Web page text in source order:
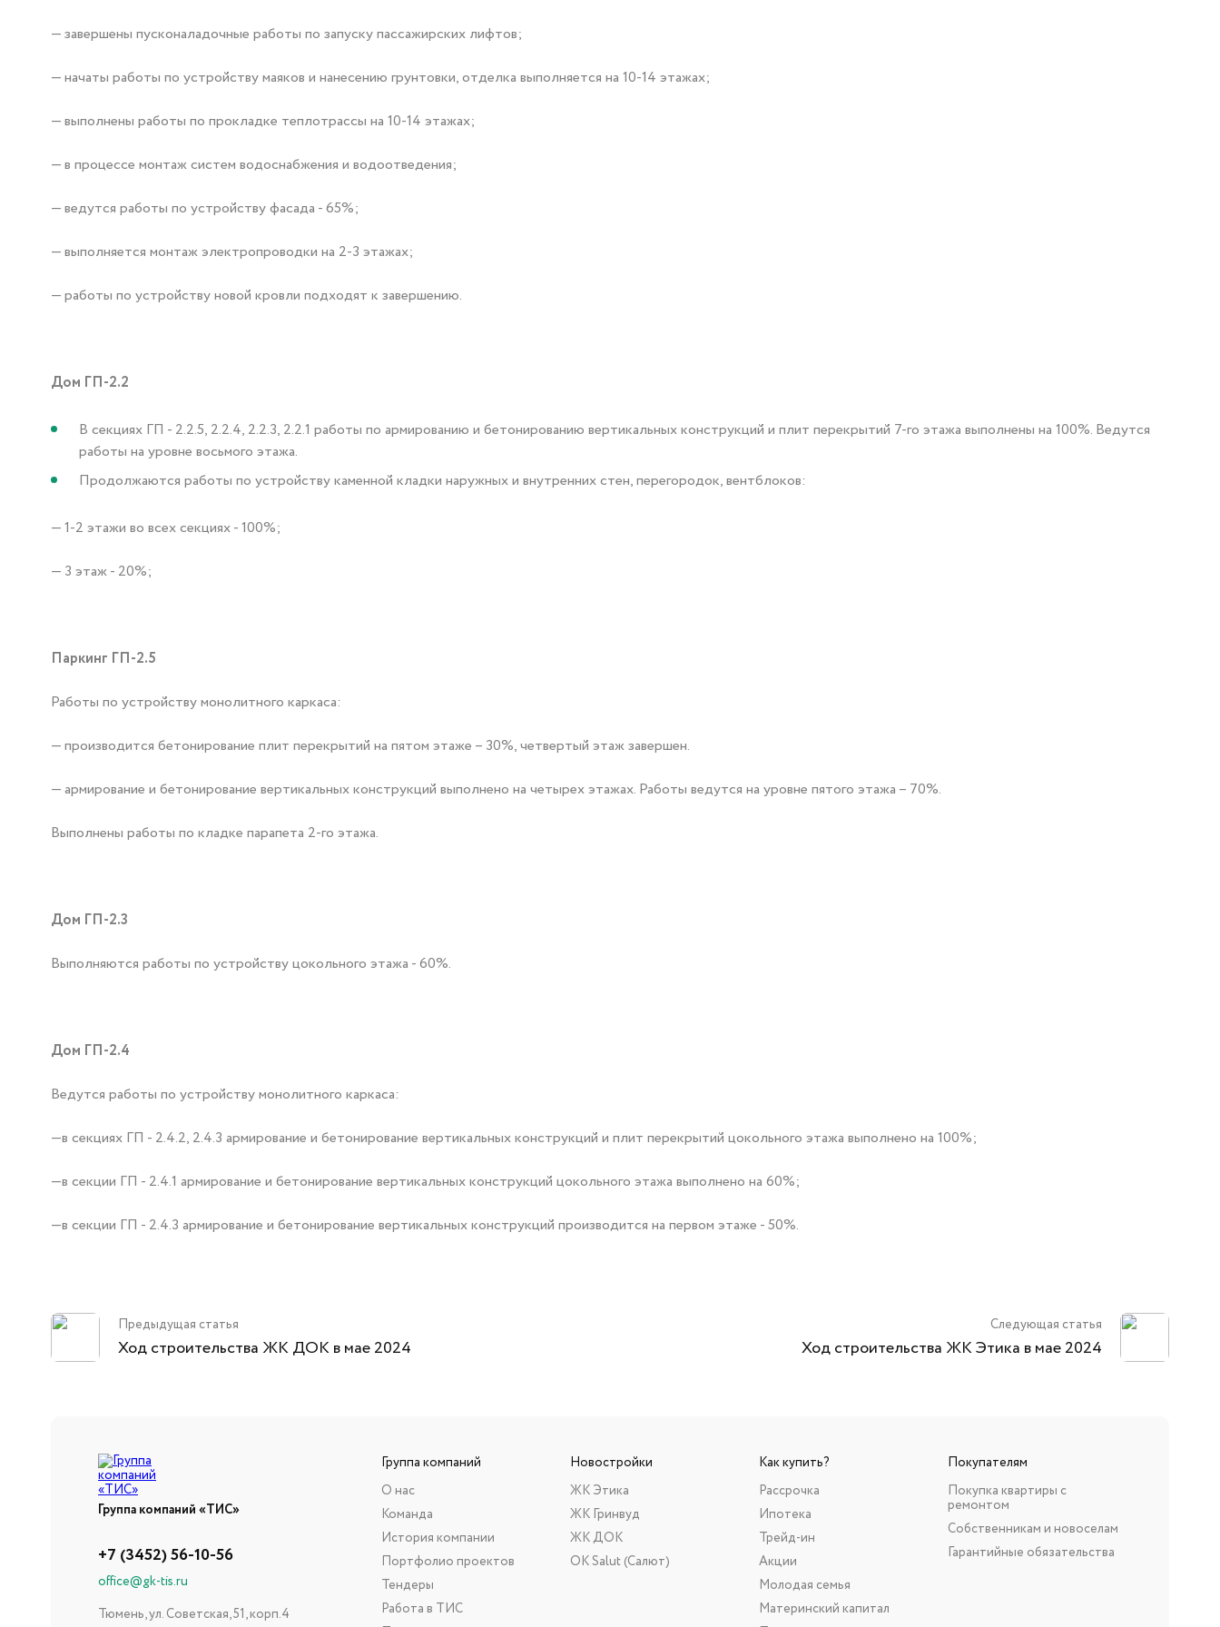
— завершены пусконаладочные работы по запуску пассажирских лифтов;
— начаты работы по устройству маяков и нанесению грунтовки, отделка выполняется на 10-14 этажах;
— выполнены работы по прокладке теплотрассы на 10-14 этажах;
— в процессе монтаж систем водоснабжения и водоотведения;
— ведутся работы по устройству фасада - 65%;
— выполняется монтаж электропроводки на 2-3 этажах;
— работы по устройству новой кровли подходят к завершению.
Дом ГП-2.2
В секциях ГП - 2.2.5, 2.2.4, 2.2.3, 2.2.1 работы по армированию и бетонированию вертикальных конструкций и плит перекрытий 7-го этажа выполнены на 100%. Ведутся
работы на уровне восьмого этажа.
Продолжаются работы по устройству каменной кладки наружных и внутренних стен, перегородок, вентблоков:
— 1-2 этажи во всех секциях - 100%;
— 3 этаж - 20%;
Паркинг ГП-2.5
Работы по устройству монолитного каркаса:
— производится бетонирование плит перекрытий на пятом этаже – 30%, четвертый этаж завершен.
— армирование и бетонирование вертикальных конструкций выполнено на четырех этажах. Работы ведутся на уровне пятого этажа – 70%.
Выполнены работы по кладке парапета 2-го этажа.
Дом ГП-2.3
Выполняются работы по устройству цокольного этажа - 60%.
Дом ГП-2.4
Ведутся работы по устройству монолитного каркаса:
—в секциях ГП - 2.4.2, 2.4.3 армирование и бетонирование вертикальных конструкций и плит перекрытий цокольного этажа выполнено на 100%;
—в секции ГП - 2.4.1 армирование и бетонирование вертикальных конструкций цокольного этажа выполнено на 60%;
—в секции ГП - 2.4.3 армирование и бетонирование вертикальных конструкций производится на первом этаже - 50%.
Предыдущая статья
Ход строительства ЖК ДОК в мае 2024
Следующая статья
Ход строительства ЖК Этика в мае 2024
Группа компаний «ТИС»
+7 (3452) 56-10-56
office@gk-tis.ru
Тюмень, ул. Советская, 51, корп.4
Группа компаний
О нас
Команда
История компании
Портфолио проектов
Тендеры
Работа в ТИС
Новостройки
ЖК Этика
ЖК Гринвуд
ЖК ДОК
ОК Salut (Салют)
Как купить?
Рассрочка
Ипотека
Трейд-ин
Акции
Молодая семья
Материнский капитал
Покупателям
Покупка квартиры с
ремонтом
Собственникам и новоселам
Гарантийные обязательства